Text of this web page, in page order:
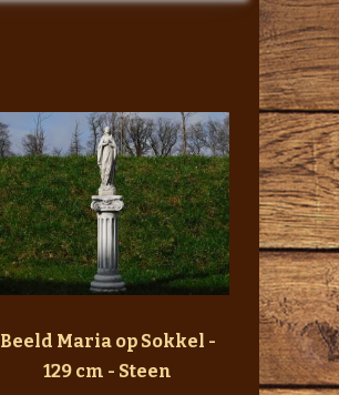
Beeld Maria op Sokkel -
129 cm - Steen